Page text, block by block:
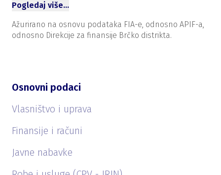
Pogledaj više…
Ažurirano na osnovu podataka FIA-e, odnosno APIF-a,
odnosno Direkcije za finansije Brčko distrikta.
Osnovni podaci
Vlasništvo i uprava
Finansije i računi
Javne nabavke